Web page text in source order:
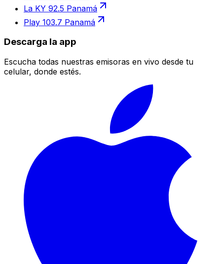
La KY 92.5 Panamá
Play 103.7 Panamá
Descarga la app
Escucha todas nuestras emisoras en vivo desde tu
celular, donde estés.